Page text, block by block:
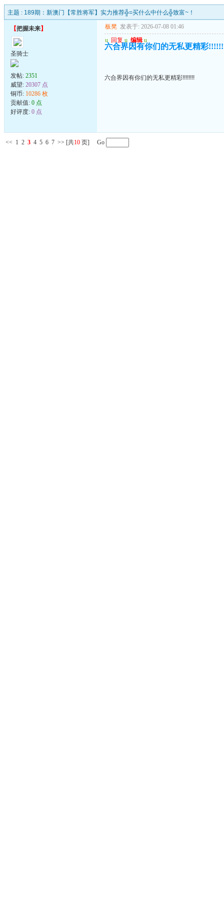
主题 : 189期：新澳门【常胜将军】实力推荐╬=买什么中什么╬致富~！
【把握未来】
圣骑士
发帖: 2351
威望: 20307 点
铜币: 10286 枚
贡献值: 0 点
好评度: 0 点
板凳 发表于: 2026-07-08 01:46
u 回复 u 编辑 u
六合界因有你们的无私更精彩
六合界因有你们的无私更精彩!!!!!!!!
<< 1 2 3 4 5 6 7 >> [共10 页] Go